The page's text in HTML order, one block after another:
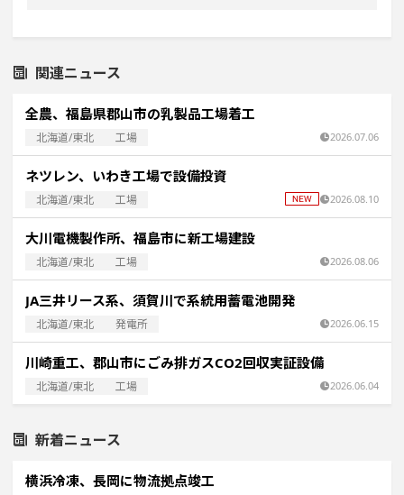
関連ニュース
全農、福島県郡山市の乳製品工場着工
北海道/東北 工場 2026.07.06
ネツレン、いわき工場で設備投資
北海道/東北 工場 2026.08.10
大川電機製作所、福島市に新工場建設
北海道/東北 工場 2026.08.06
JA三井リース系、須賀川で系統用蓄電池開発
北海道/東北 発電所 2026.06.15
川崎重工、郡山市にごみ排ガスCO2回収実証設備
北海道/東北 工場 2026.06.04
新着ニュース
横浜冷凍、長岡に物流拠点竣工